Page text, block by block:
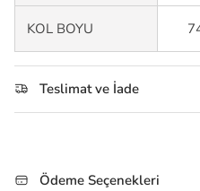
KOL BOYU
Teslimat ve İade
Ödeme Seçenekleri